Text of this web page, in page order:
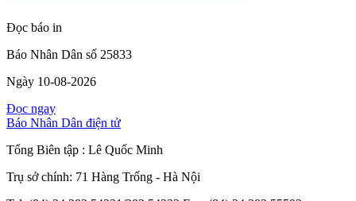
Đọc báo in
Báo Nhân Dân số 25833
Ngày 10-08-2026
Đọc ngay
Báo Nhân Dân điện tử
Tổng Biên tập : Lê Quốc Minh
Trụ sở chính: 71 Hàng Trống - Hà Nội